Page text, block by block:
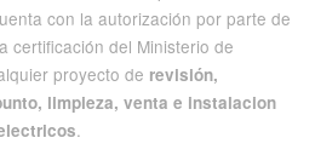
con la autorización por parte de
certificación del Ministerio de
proyecto de revisión,
limpieza, venta e instalacion
.